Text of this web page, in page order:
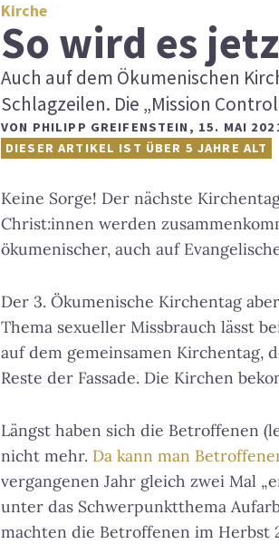
Kirche
So wird es
Auch auf dem Ökumenischen
Schlagzeilen. Die „Mission
VON PHILIPP GREIFENSTEIN , 15. MAI
DIESER ARTIKEL IST ÜBER 5 JAHRE ALT
Keine Sorge! Der nächste
Christ:innen werden
ökumenischer, auch auf
Der 3. Ökumenische Kirchentag
Thema sexueller Missbrauch lässt
auf dem gemeinsamen Kirchentag,
Reste der Fassade. Die Kirchen
Längst haben sich die Betroffenen
nicht mehr. Da kann man
vergangenen Jahr gleich zwei Mal
unter das Schwerpunktthema
machten die Betroffenen im Herbst